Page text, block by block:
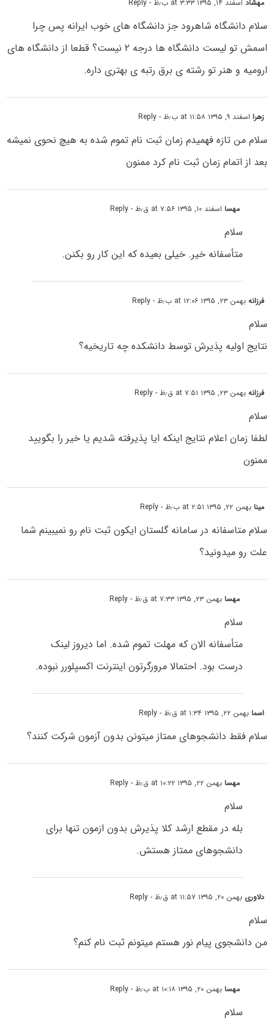
مهشاداسفند ۱۴, ۱۳۹۵ at ۳:۳۳ ب٫ظ - Reply
سلام دانشگاه شاهرود جز دانشگاه های خوب ایرانه پس چرا
اسمش تو لیست دانشگاه ها درجه ۲ نیست؟ قطعا از دانشگاه های
ارومیه و هنر تو رشته ی برق رتبه ی بهتری داره.
زهرااسفند ۹, ۱۳۹۵ at ۱۱:۵۸ ب٫ظ - Reply
سلام من تازه فهمیدم زمان ثبت نام تموم شده به هیچ نحوی نمیشه
بعد از اتمام زمان ثبت نام کرد ممنون
مهسااسفند ۱۰, ۱۳۹۵ at ۷:۵۶ ق٫ظ - Reply
سلام
متأسفانه خیر. خیلی بعیده که این کار رو بکنن.
فرزانهبهمن ۲۳, ۱۳۹۵ at ۱۲:۰۶ ب٫ظ - Reply
سلام
نتایج اولیه پذیرش توسط دانشکده چه تاریخیه؟
فرزانهبهمن ۲۳, ۱۳۹۵ at ۷:۵۱ ق٫ظ - Reply
سلام
لطفا زمان اعلام نتایج اینکه ایا پذیرفته شدیم یا خیر را بگویید
ممنون
مینابهمن ۲۲, ۱۳۹۵ at ۲:۵۱ ب٫ظ - Reply
سلام متاسفانه در سامانه گلستان ایکون ثبت نام رو نمیبینم شما
علت رو میدونید؟
مهسابهمن ۲۳, ۱۳۹۵ at ۷:۳۳ ق٫ظ - Reply
سلام
متأسفانه الان که مهلت تموم شده. اما دیروز لینک
درست بود. احتمالا مرورگرتون اینترنت اکسپلورر نبوده.
اسمابهمن ۲۲, ۱۳۹۵ at ۱:۳۴ ق٫ظ - Reply
سلام فقط دانشجوهای ممتاز میتونن بدون آزمون شرکت کنند؟
مهسابهمن ۲۲, ۱۳۹۵ at ۱۰:۲۲ ق٫ظ - Reply
سلام
بله در مقطع ارشد کلا پذیرش بدون ازمون تنها برای
دانشجوهای ممتاز هستش.
دلاوری بهمن ۲۰, ۱۳۹۵ at ۱۱:۵۷ ق٫ظ - Reply
سلام
من دانشجوی پیام نور هستم میتونم ثبت نام کنم؟
مهسابهمن ۲۰, ۱۳۹۵ at ۱۰:۱۸ ب٫ظ - Reply
سلام